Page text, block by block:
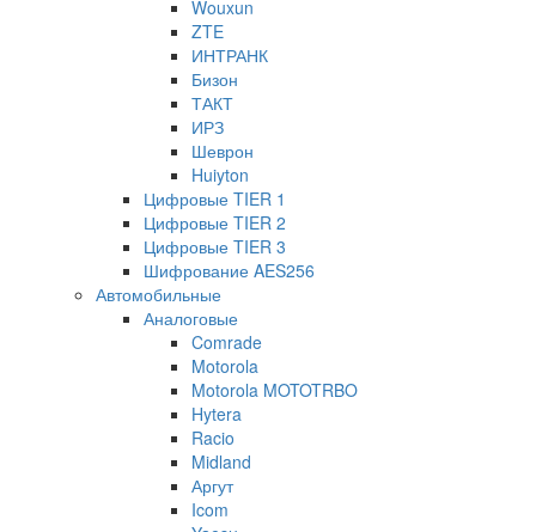
Wouxun
ZTE
ИНТРАНК
Бизон
ТАКТ
ИРЗ
Шеврон
Huiyton
Цифровые TIER 1
Цифровые TIER 2
Цифровые TIER 3
Шифрование AES256
Автомобильные
Аналоговые
Comrade
Motorola
Motorola MOTOTRBO
Hytera
Racio
Midland
Аргут
Icom